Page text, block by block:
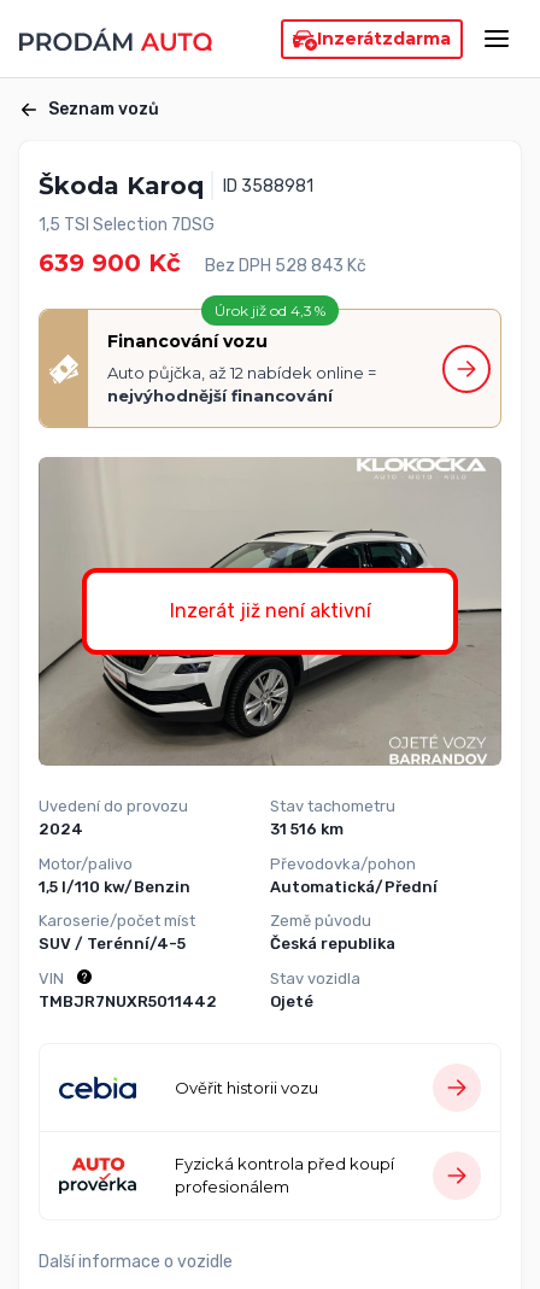
Inzerátzdarma
Seznam vozů
Škoda Karoq
ID 3588981
1,5 TSI Selection 7DSG
639 900 Kč Bez DPH 528 843 Kč
Úrok již od 4,3 %
Financování vozu
Auto půjčka, až 12 nabídek online =
nejvýhodnější financování
Inzerát již není aktivní
Uvedení do provozu
2024
Motor/palivo
1,5 l/110 kw/Benzin
Karoserie/počet míst
SUV / Terénní/4-5
Stav tachometru
31 516 km
Převodovka/pohon
Automatická/Přední
Země původu
Česká republika
VIN
TMBJR7NUXR5011442
Stav vozidla
Ojeté
Ověřit historii vozu
Fyzická kontrola před koupí
profesionálem
Další informace o vozidle